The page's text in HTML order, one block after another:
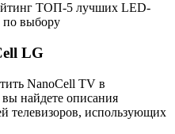
ТОП-5 лучших LED-
по выбору
LG
NanoCell TV в
найдете описания
телевизоров, использующих